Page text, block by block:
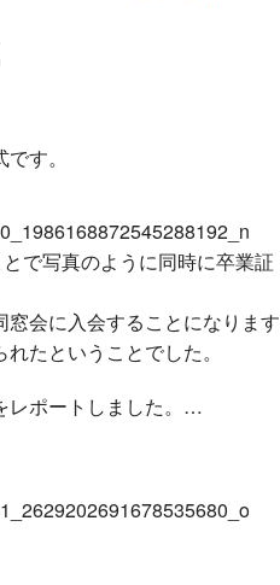
す。
で写真のように同時に卒業証
会に入会することになります
たということでした。
ポートしました。 …